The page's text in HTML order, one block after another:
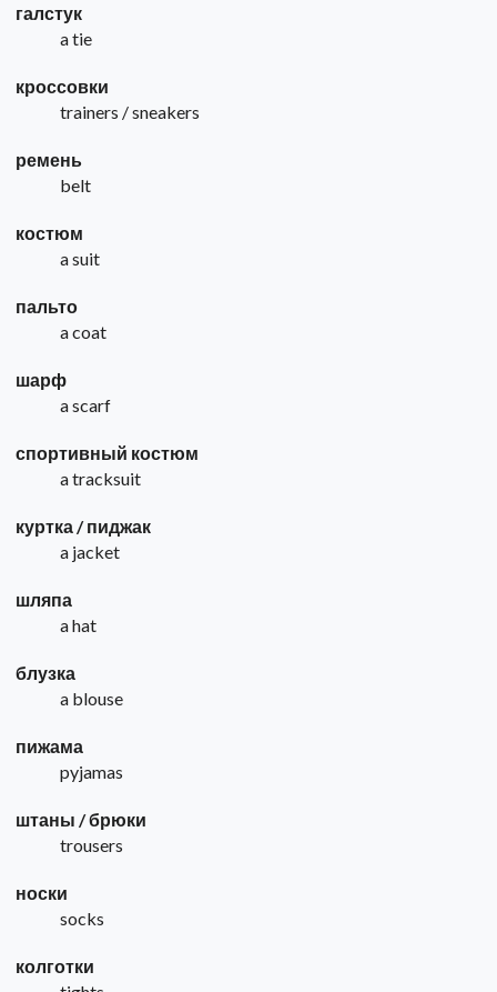
галстук
a tie
кроссовки
trainers / sneakers
ремень
belt
костюм
a suit
пальто
a coat
шарф
a scarf
спортивный костюм
a tracksuit
куртка / пиджак
a jacket
шляпа
a hat
блузка
a blouse
пижама
pyjamas
штаны / брюки
trousers
носки
socks
колготки